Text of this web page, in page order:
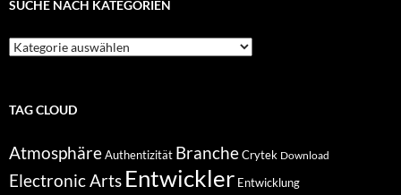
SUCHE NACH KATEGORIEN
Suche
nach
TAG CLOUD
Atmosphäre Authentizität Branche Crytek Download
Electronic Arts Entwickler Entwicklung